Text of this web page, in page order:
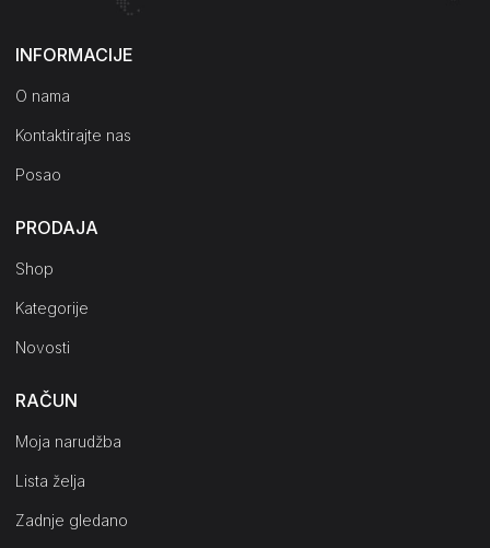
INFORMACIJE
O nama
Kontaktirajte nas
Posao
PRODAJA
Shop
Kategorije
Novosti
RAČUN
Moja narudžba
Lista želja
Zadnje gledano